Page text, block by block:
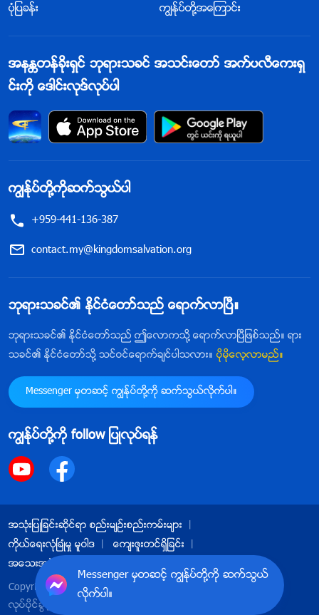
ပ္စိုးေနသည္ဆိုသည္ကို မခံစားႏိုင္ၾကေသာ္လည္း၊ မည္သို႔ပ
င္ျဖစ္ေစကာမူ ဘုရားသခင္သည္ ဤမေျပာင္းလဲသည့္အမႈ
တြင္ အၿမဲ ပါဝင္ပတ္သက္ေပသည္။ ဤမေျပာင္းလဲသည့္ အ
မႈတြင္ သူ၏ရည္႐ြယ္ခ်က္သည္ လူသားမ်ိဳးႏြယ္၏ ရွင္သန္ျခ
စ္ေပသည္။
ဘုရားသခင္သည္ အရာခပ္သိမ္း၏ လည္ပတ္မႈကို အုပ္
စိုးသည့္ စည္းမ်ဥ္းမ်ားကို အမိန္႔ေပးခ်ဳပ္ကိုင္သည္။ သူသည္
စည္းမ်ဥ္းမ်ားကို ထိန္းခ်ဳပ္သည္။ သူသည္ အရာခပ္သိမ္းကို
ေသေၾကပ်က္စီး မသြားေအာင္ သို႔မဟုတ္ ေပ်ာက္ကြယ္မ
သြားေအာင္ ထိန္းခ်ဳပ္ ထားၿပီး၊ အခ်င္းခ်င္း အားလည္းျဖည့္ၿ
ပီး မွီလည္းမွီခိုေစသည္။ ထိုမွသာ လူသားမ်ိဳးႏြယ္သည္ ဆ
က္လက္ရွင္သန္ႏိုင္မည္။ ထိုမွသာ သူတို႔သည္ ထိုသို႔ေသာ ပ
တ္ဝန္းက်င္မ်ိဳးတြင္ ဘုရားသခင္၏ လမ္းျပမႈေအာက္၌ ေန
ထိုင္ႏိုင္မည္။ ဘုရားသခင္သည္ ဤလည္ပတ္မႈစည္းမ်ဥ္း
မ်ား၏ အရွင္သခင္ျဖစ္ၿပီး၊ မည္သူတစ္ဦး တစ္ေယာက္ကမွ်
၎တို႔ကို ၾကားဝင္ေႏွာင့္ယွက္ မရႏိုင္သကဲ့သို႔၊ ေျပာင္း
ဥ္းမ်ားကို သိနားလည္ၿပီး သူကိုယ္တိုင္ကသာ ၎တို႔ကို စီမံ
ခန္႔ခြဲသည္။ သစ္ပင္မ်ား မည္သည့္အခ်ိန္ အေညႇာက္ေပါက္
မည္၊ မိုး မည္သည့္အခ်ိန္႐ြာမည္၊ ကမာၻေျမႀကီးက အပင္
မ်ားကို ေရႏွင့္ အာဟာရ မည္မွ်ေပးမည္၊ မည္သည့္ရာသီတြ
င္ သစ္႐ြက္မ်ား ေႂကြက်မည္၊ မည္သည့္ရာသီတြင္ သစ္ပင္
ပုံျပခန္း ကြၽန္ုပ္တို႔အေၾကာင္း
အနႏၲတန္ခိုးရွင္ ဘုရားသခင္ အသင္းေတာ္ အက္ပလီေကးရွ
င္းကို ေဒါင္းလုဒ္လုပ္ပါ
ကြၽန္ုပ္တို႔ကိုဆက္သြယ္ပါ
+959-441-136-387
contact.my@kingdomsalvation.org
ဘုရားသခင္၏ ႏိုင္ငံေတာ္သည္ ေရာက္လာၿပီ။
ဘုရားသခင္၏ ႏိုင္ငံေတာ္သည္ ဤေလာကသို႔ ေရာက္လာၿပီျဖစ္သည္။ ရား
သခင္၏ ႏိုင္ငံေတာ္သို႔ သင္ဝင္ေရာက္ခ်င္ပါသလား။ ပိုမိုေလ့လာမည္။
Messenger မွတဆင့္ ကြၽန္ုပ္တို႔ကို ဆက္သြယ္လိုက္ပါ။
ကြၽန္ုပ္တို႔ကို follow ျပဳလုပ္ရန္
အသုံးျပဳျခင္းဆိုင္ရာ စည္းမ်ဥ္းစည္းကမ္းမ်ား
ကိုယ္ေရးလုံၿခဳံမႈ မူဝါဒ
ေက်းဇူးတင္ရွိျခင္း
အေသးအဖြဲအခ်က္အလက္မ်ားႏွင့္ ပတ္သက္သည့္ မူဝါဒ
Copyright © 2026 အနႏၲတန္ခိုးရွင္ ဘုရားသခင္ အသင္းေတာ္
လုပ္ပိုင္ခြင့္အားလုံး မူပိုင္ျဖစ္သည္။
Messenger မွတဆင့္ ကြၽန္ုပ္တို႔ကို ဆက္သြယ္
လိုက္ပါ။